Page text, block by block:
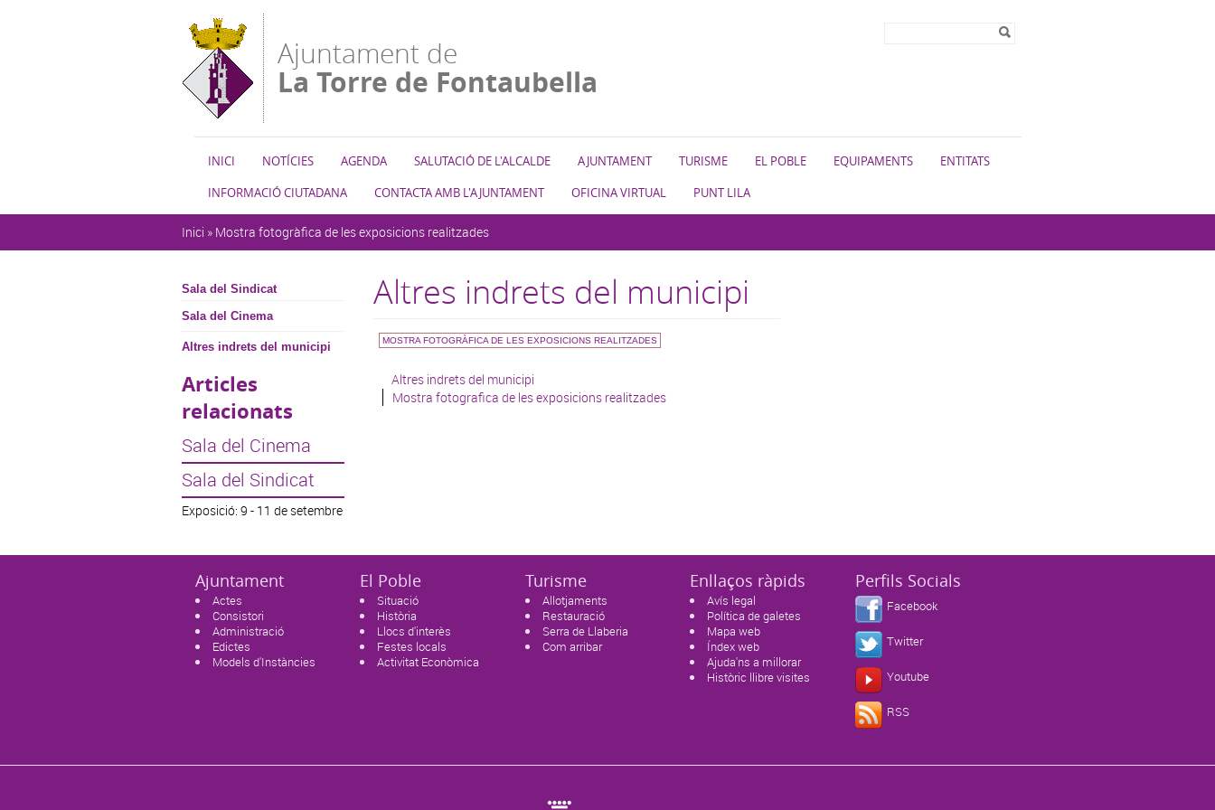
Ajuntament de
La Torre de Fontaubella
Formulari de
INICI NOTÍCIES AGENDA SALUTACIÓ DE L'ALCALDE AJUNTAMENT TURISME EL POBLE EQUIPAMENTS
ENTITATS
INFORMACIÓ CIUTADANA
CONTACTA AMB L'AJUNTAMENT OFICINA VIRTUAL PUNT LILA
Inici » Mostra fotogràfica de les exposicions realitzades
Sala del Sindicat
Sala del Cinema
Altres indrets del municipi
Articles
relacionats
Sala del Cinema
Sala del Sindicat
Exposició: 9 - 11 de setembre
Altres indrets del municipi
MOSTRA FOTOGRÀFICA DE LES EXPOSICIONS REALITZADES
Altres indrets del municipi
Mostra fotografica de les exposicions realitzades
Ajuntament
Actes
Consistori
Administració
Edictes
Models d'Instàncies
El Poble
Situació
Història
Llocs d'interès
Festes locals
Activitat Econòmica
Turisme
Allotjaments
Restauració
Serra de Llaberia
Com arribar
Enllaços ràpids
Avís legal
Política de galetes
Mapa web
Índex web
Ajuda'ns a millorar
Històric llibre visites
Perfils Socials
Facebook
Twitter
Youtube
RSS